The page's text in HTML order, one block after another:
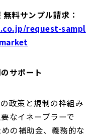
料サンプル請求：
request-sampl
サポート
政策と規制の枠組み
なイネーブラーで
の補助金、義務的な